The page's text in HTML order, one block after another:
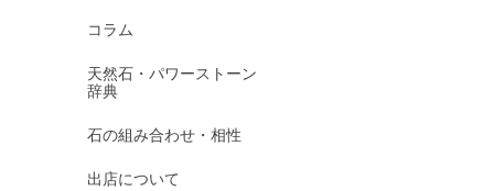
コラム
天然石・パワーストーン
辞典
石の組み合わせ・相性
出店について